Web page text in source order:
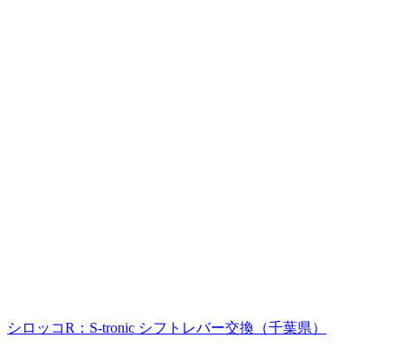
シロッコR：S-tronic シフトレバー交換（千葉県）